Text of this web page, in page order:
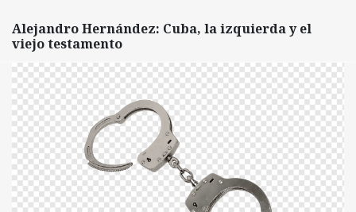
Alejandro Hernández: Cuba, la izquierda y el
viejo testamento